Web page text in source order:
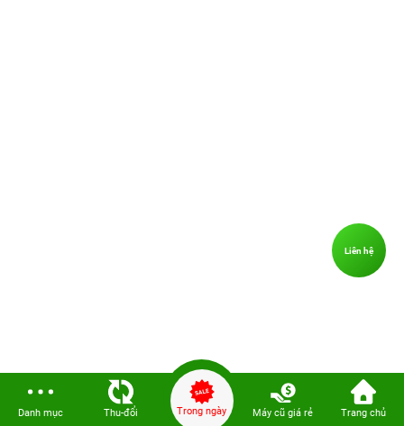
Danh mục Thu-đổi Trong ngày Máy cũ giá rẻ Trang chủ
Liên hệ